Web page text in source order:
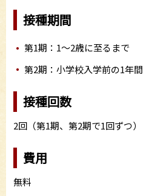
接種期間
第1期：1～2歳に至るまで
第2期：小学校入学前の1年間
接種回数
2回（第1期、第2期で1回ずつ）
費用
無料